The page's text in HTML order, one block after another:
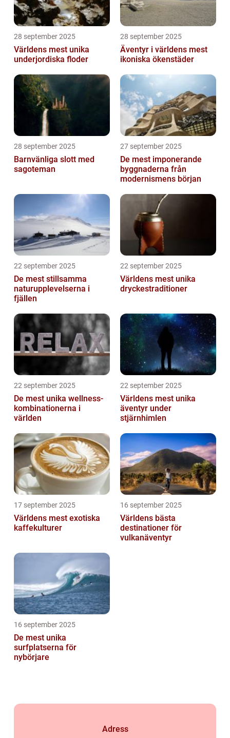
28 september 2025
Världens mest unika
underjordiska floder
28 september 2025
Äventyr i världens mest
ikoniska ökenstäder
28 september 2025
Barnvänliga slott med
sagoteman
27 september 2025
De mest imponerande
byggnaderna från
modernismens början
22 september 2025
De mest stillsamma
naturupplevelserna i
fjällen
22 september 2025
Världens mest unika
dryckestraditioner
22 september 2025
De mest unika wellness-
kombinationerna i
världen
22 september 2025
Världens mest unika
äventyr under
stjärnhimlen
17 september 2025
Världens mest exotiska
kaffekulturer
16 september 2025
Världens bästa
destinationer för
vulkanäventyr
16 september 2025
De mest unika
surfplatserna för
nybörjare
Adress